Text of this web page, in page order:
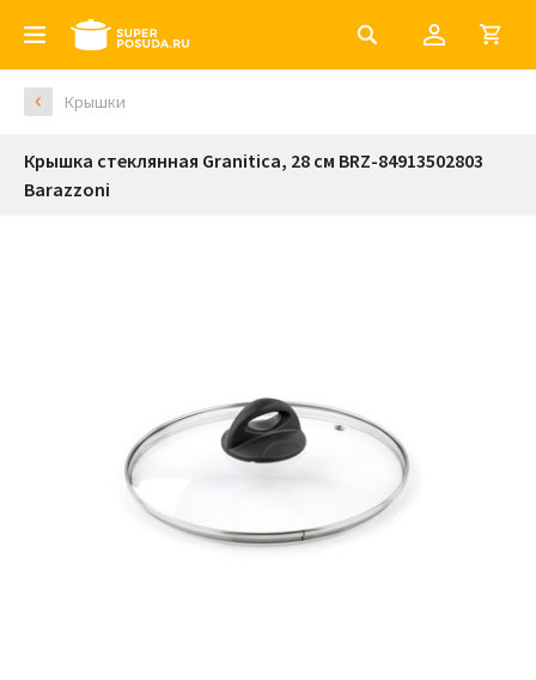
Крышки
Крышка стеклянная Granitica, 28 см BRZ-84913502803
Barazzoni